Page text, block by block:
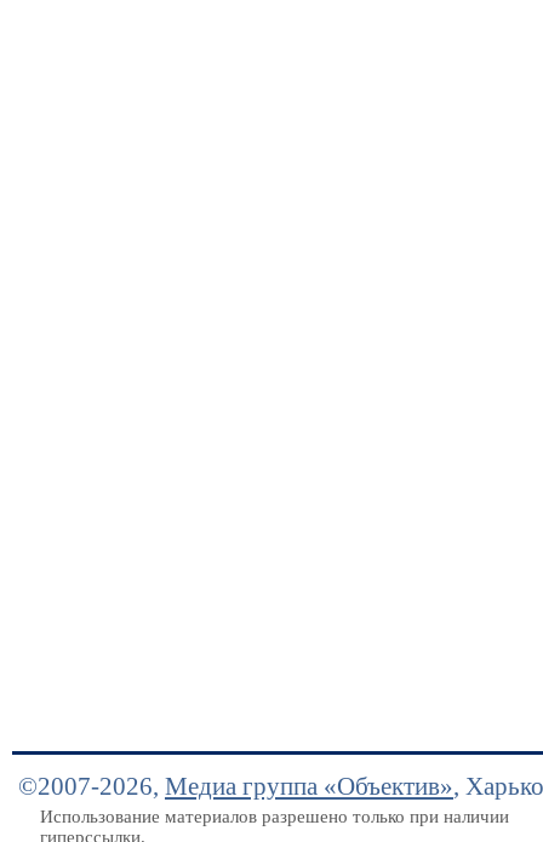
©2007-2026, Медиа группа «Объектив»,
Использование материалов разрешено только при наличии
гиперссылки.